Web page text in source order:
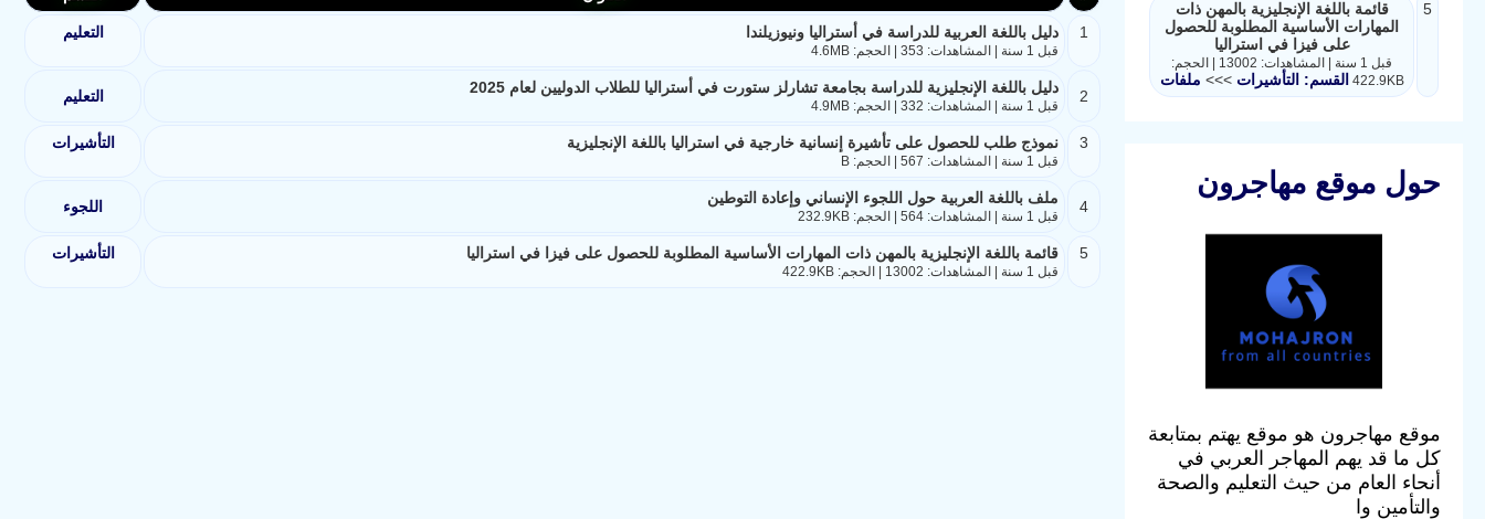
1 دليل باللغة العربية للدراسة في أستراليا ونيوزيلندا
قبل 1 سنة | المشاهدات: 353 | الحجم: 4.6MB
التعليم
2 دليل باللغة الإنجليزية للدراسة بجامعة تشارلز ستورت في أستراليا للطلاب الدوليين لعام 2025
قبل 1 سنة | المشاهدات: 332 | الحجم: 4.9MB
التعليم
3 نموذج طلب للحصول على تأشيرة إنسانية خارجية في استراليا باللغة الإنجليزية
قبل 1 سنة | المشاهدات: 567 | الحجم: B
التأشيرات
4 ملف باللغة العربية حول اللجوء الإنساني وإعادة التوطين
قبل 1 سنة | المشاهدات: 564 | الحجم: 232.9KB
اللجوء
5 قائمة باللغة الإنجليزية بالمهن ذات المهارات الأساسية المطلوبة للحصول على فيزا في استراليا
قبل 1 سنة | المشاهدات: 13002 | الحجم: 422.9KB
التأشيرات
5
قائمة باللغة الإنجليزية بالمهن ذات
المهارات الأساسية المطلوبة للحصول
على فيزا في استراليا
قبل 1 سنة | المشاهدات: 13002 | الحجم:
422.9KB القسم: التأشيرات>>> ملفات
حول موقع مهاجرون
موقع مهاجرون هو موقع يهتم بمتابعة
كل ما قد يهم المهاجر العربي في
أنحاء العام من حيث التعليم والصحة
والتأمين وا